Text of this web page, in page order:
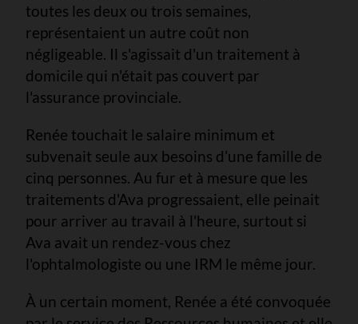
toutes les deux ou trois semaines,
représentaient un autre coût non
négligeable. Il s'agissait d'un traitement à
domicile qui n'était pas couvert par
l'assurance provinciale.
Renée touchait le salaire minimum et
subvenait seule aux besoins d’une famille de
cinq personnes. Au fur et à mesure que les
traitements d'Ava progressaient, elle peinait
pour arriver au travail à l'heure, surtout si
Ava avait un rendez-vous chez
l'ophtalmologiste ou une IRM le même jour.
À un certain moment, Renée a été convoquée